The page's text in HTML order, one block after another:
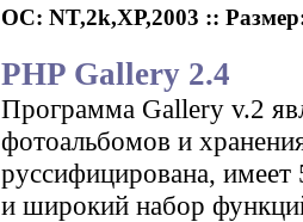
ОС: NT,2k,XP,2003 ::
PHP Gallery 2.4
Программа Gallery v.2
фотоальбомов и
руссифицирована,
и широкий набор